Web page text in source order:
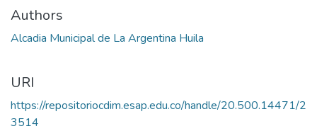
Authors
Alcadia Municipal de La Argentina Huila
URI
https://repositoriocdim.esap.edu.co/handle/20.500.14471/2
3514